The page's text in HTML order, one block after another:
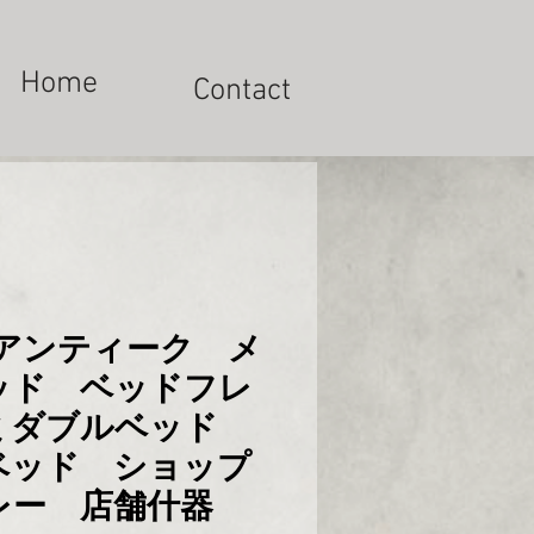
Home Contact
ンティーク メ
ド ベッドフレ
ブルベッド
ッド ショップ
ー 店舗什器